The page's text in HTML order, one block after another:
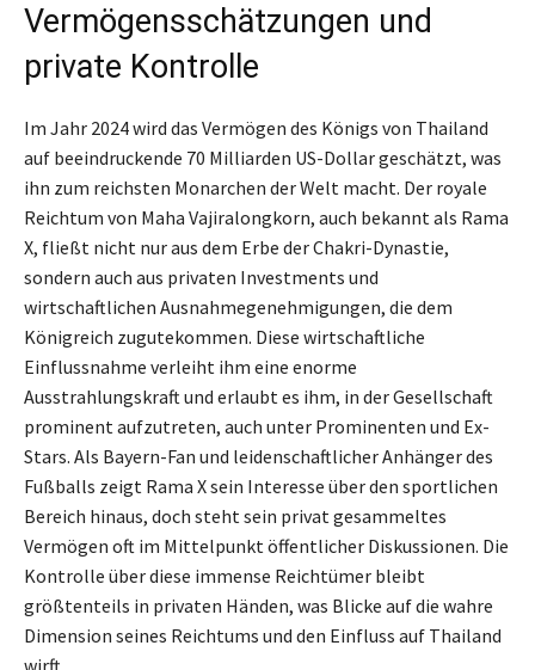
Vermögensschätzungen und
private Kontrolle
Im Jahr 2024 wird das Vermögen des Königs von Thailand
auf beeindruckende 70 Milliarden US-Dollar geschätzt, was
ihn zum reichsten Monarchen der Welt macht. Der royale
Reichtum von Maha Vajiralongkorn, auch bekannt als Rama
X, fließt nicht nur aus dem Erbe der Chakri-Dynastie,
sondern auch aus privaten Investments und
wirtschaftlichen Ausnahmegenehmigungen, die dem
Königreich zugutekommen. Diese wirtschaftliche
Einflussnahme verleiht ihm eine enorme
Ausstrahlungskraft und erlaubt es ihm, in der Gesellschaft
prominent aufzutreten, auch unter Prominenten und Ex-
Stars. Als Bayern-Fan und leidenschaftlicher Anhänger des
Fußballs zeigt Rama X sein Interesse über den sportlichen
Bereich hinaus, doch steht sein privat gesammeltes
Vermögen oft im Mittelpunkt öffentlicher Diskussionen. Die
Kontrolle über diese immense Reichtümer bleibt
größtenteils in privaten Händen, was Blicke auf die wahre
Dimension seines Reichtums und den Einfluss auf Thailand
wirft.